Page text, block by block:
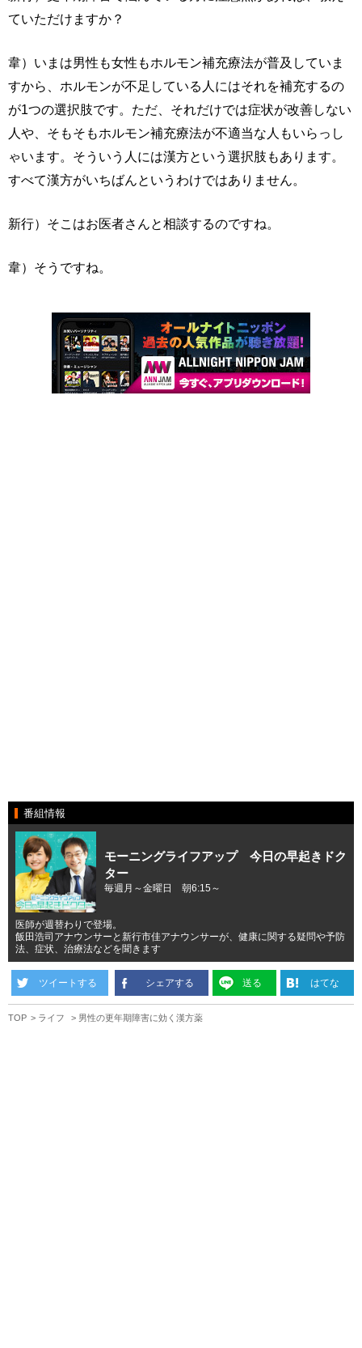
ていただけますか？
韋）いまは男性も女性もホルモン補充療法が普及していま
すから、ホルモンが不足している人にはそれを補充するの
が1つの選択肢です。ただ、それだけでは症状が改善しない
人や、そもそもホルモン補充療法が不適当な人もいらっし
ゃいます。そういう人には漢方という選択肢もあります。
すべて漢方がいちばんというわけではありません。
新行）そこはお医者さんと相談するのですね。
韋）そうですね。
番組情報
モーニングライフアップ 今日の早起きドク
ター
毎週月～金曜日 朝6:15～
医師が週替わりで登場。
飯田浩司アナウンサーと新行市佳アナウンサーが、健康に関する疑問や予防
法、症状、治療法などを聞きます
ツイートする シェアする 送る はてな
TOP ライフ 男性の更年期障害に効く漢方薬